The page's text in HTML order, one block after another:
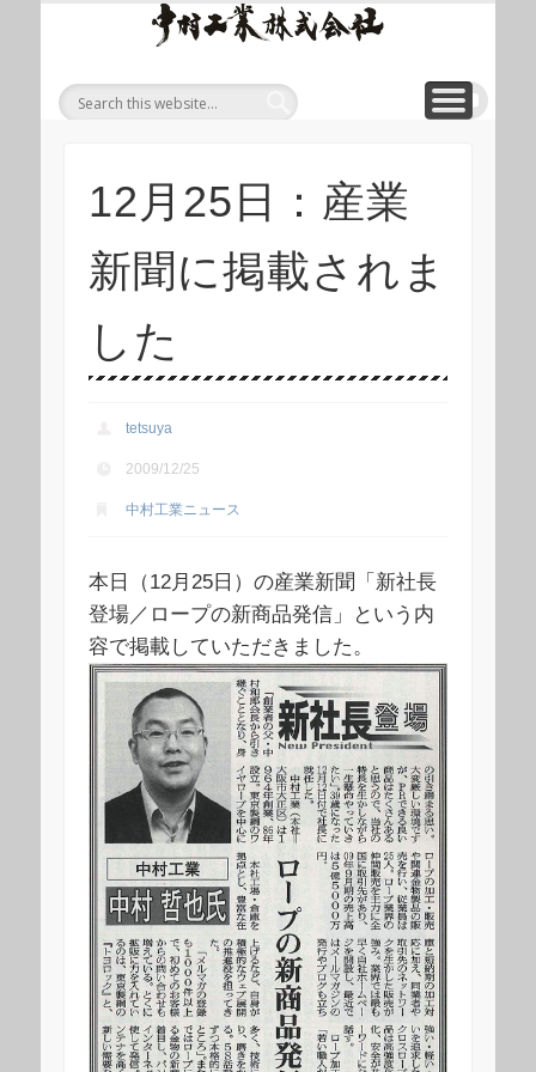
ープ
等重
吊り
上げ
製品
総合
ト 中
CORPORATE 会社概要
WIREROPE ワイヤロープについて
MODULIFT モジュリフト
PRODUCT 製品
ONLINE SHOP 「ロープくん」ECショップ
CONTACT お問い合わせ
12月25日：産業
新聞に掲載されま
した
tetsuya
2009/12/25
中村工業ニュース
本日（12月25日）の産業新聞「新社長
登場／ロープの新商品発信」という内
容で掲載していただきました。